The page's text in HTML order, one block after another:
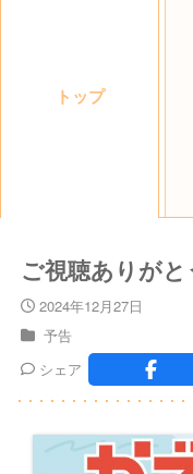
トップ
ご視聴ありが
2024年12月27日
予告
シェア